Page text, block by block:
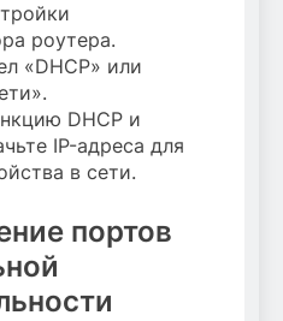
роутера.
«DHCP» или
DHCP и
IP-адреса для
в сети.
портов